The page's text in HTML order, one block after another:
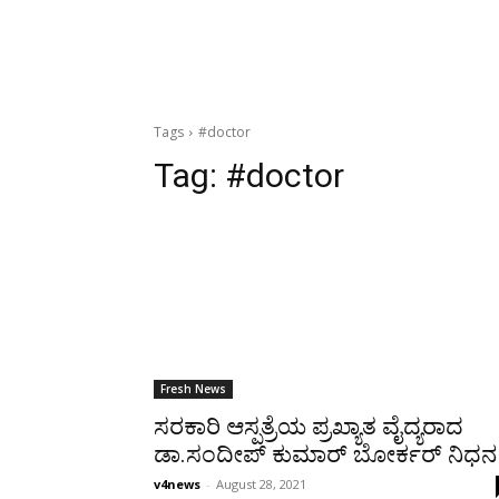
Tags #doctor
Tag: #doctor
Fresh News
ಸರಕಾರಿ ಆಸ್ಪತ್ರೆಯ ಪ್ರಖ್ಯಾತ ವೈದ್ಯರಾದ
ಡಾ.ಸಂದೀಪ್ ಕುಮಾರ್ ಬೋರ್ಕರ್ ನಿಧನ
v4news - August 28, 2021